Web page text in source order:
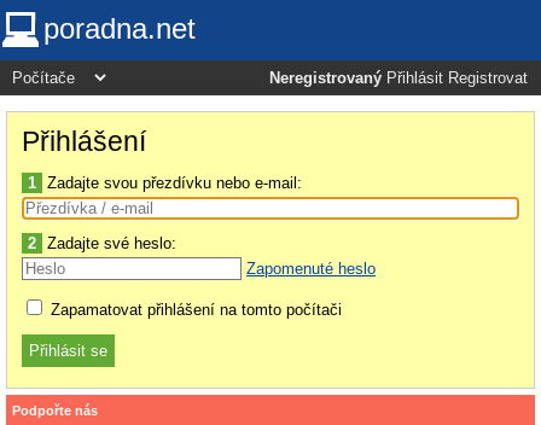
poradna.net
Neregistrovaný Přihlásit Registrovat
Přihlášení
1 Zadajte svou přezdívku nebo e-mail:
2 Zadajte své heslo:
Zapomenuté heslo
Zapamatovat přihlášení na tomto počítači
Podpořte nás